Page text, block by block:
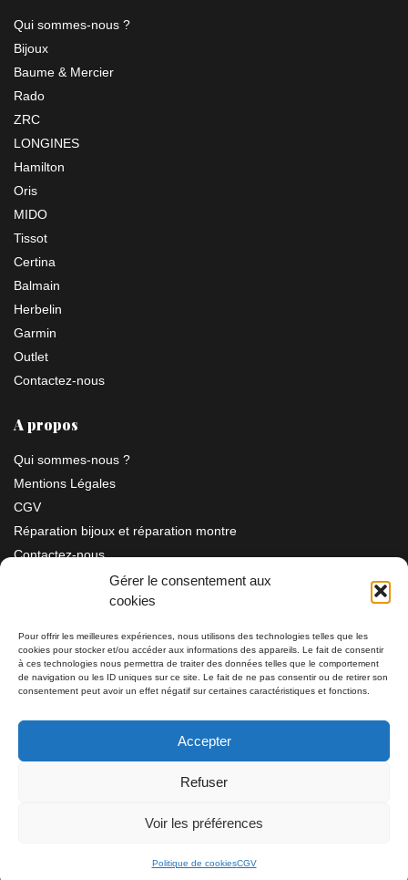
Gérer le consentement aux
cookies
Pour offrir les meilleures expériences, nous utilisons des technologies telles que les
cookies pour stocker et/ou accéder aux informations des appareils. Le fait de consentir
à ces technologies nous permettra de traiter des données telles que le comportement
de navigation ou les ID uniques sur ce site. Le fait de ne pas consentir ou de retirer son
consentement peut avoir un effet négatif sur certaines caractéristiques et fonctions.
Accepter
Refuser
Voir les préférences
Politique de cookiesCGV
Qui sommes-nous ?
Bijoux
Baume & Mercier
Rado
ZRC
LONGINES
Hamilton
Oris
MIDO
Tissot
Certina
Balmain
Herbelin
Garmin
Outlet
Contactez-nous
A propos
Qui sommes-nous ?
Mentions Légales
CGV
Réparation bijoux et réparation montre
Contactez-nous
Information
Bijouterie SIAUD11 rue Masséna 06000 NICE
Tél: 04 93 82 29 34 / 09 78 81 68 81